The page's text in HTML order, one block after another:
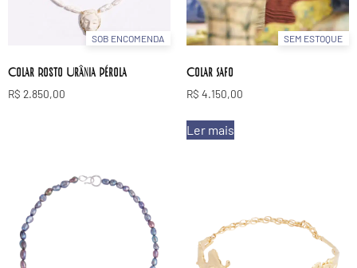
SOB ENCOMENDA
Colar Rosto Urânia Pérola
R$ 2.850,00
SEM ESTOQUE
Colar Safo
R$ 4.150,00
Ler mais